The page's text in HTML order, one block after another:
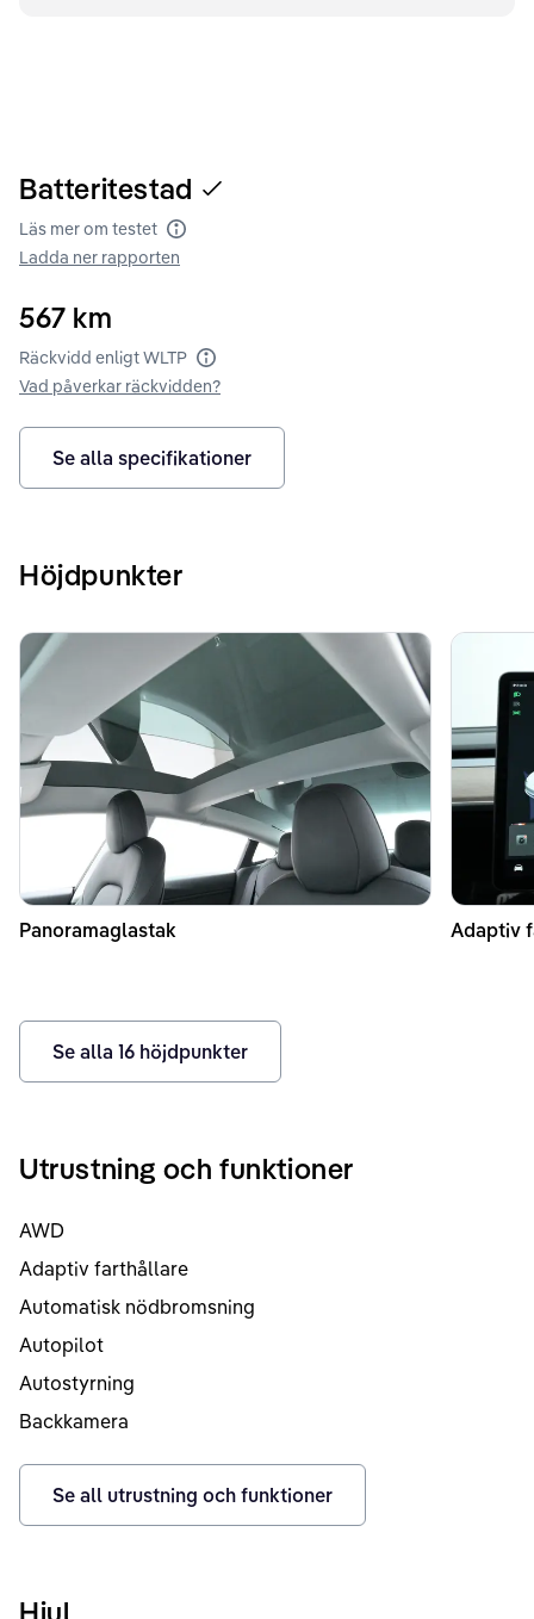
Batteritestad
Läs mer om testet Batteritest
Ladda ner rapporten
567 km
Räckvidd enligt WLTP Räckvidd enligt WLTP
Vad påverkar räckvidden?
Se alla specifikationer
Höjdpunkter
Panoramaglastak Adaptiv
Se alla 16 höjdpunkter
Utrustning och funktioner
AWD
Adaptiv farthållare
Automatisk nödbromsning
Autopilot
Autostyrning
Backkamera
Se all utrustning och funktioner